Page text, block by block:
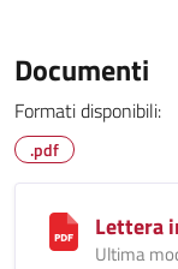
Documenti
Formati disponibili:
.pdf
Lettera
Ultima